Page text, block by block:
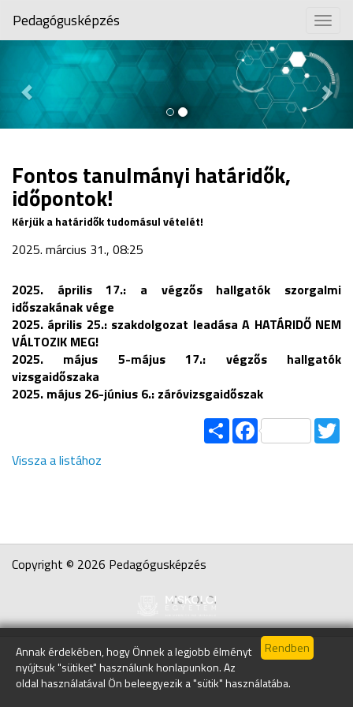
Annak érdekében, hogy Önnek a legjobb élményt
nyújtsuk "sütiket" használunk honlapunkon. Az
oldal használatával Ön beleegyezik a "sütik" használatába.
Pedagógusképzés
Previous
Fontos tanulmányi határidők,
időpontok!
Kérjük a határidők tudomásul vételét!
2025. március 31., 08:25
2025. április 17.: a végzős hallgatók szorgalmi
időszakának vége
2025. április 25.: szakdolgozat leadása A HATÁRIDŐ NEM
VÁLTOZIK MEG!
2025. május 5-május 17.: végzős hallgatók
vizsgaidőszaka
2025. május 26-június 6.: záróvizsgaidőszak
ShareFacebook
Vissza a listához
Copyright © 2026 Pedagógusképzés